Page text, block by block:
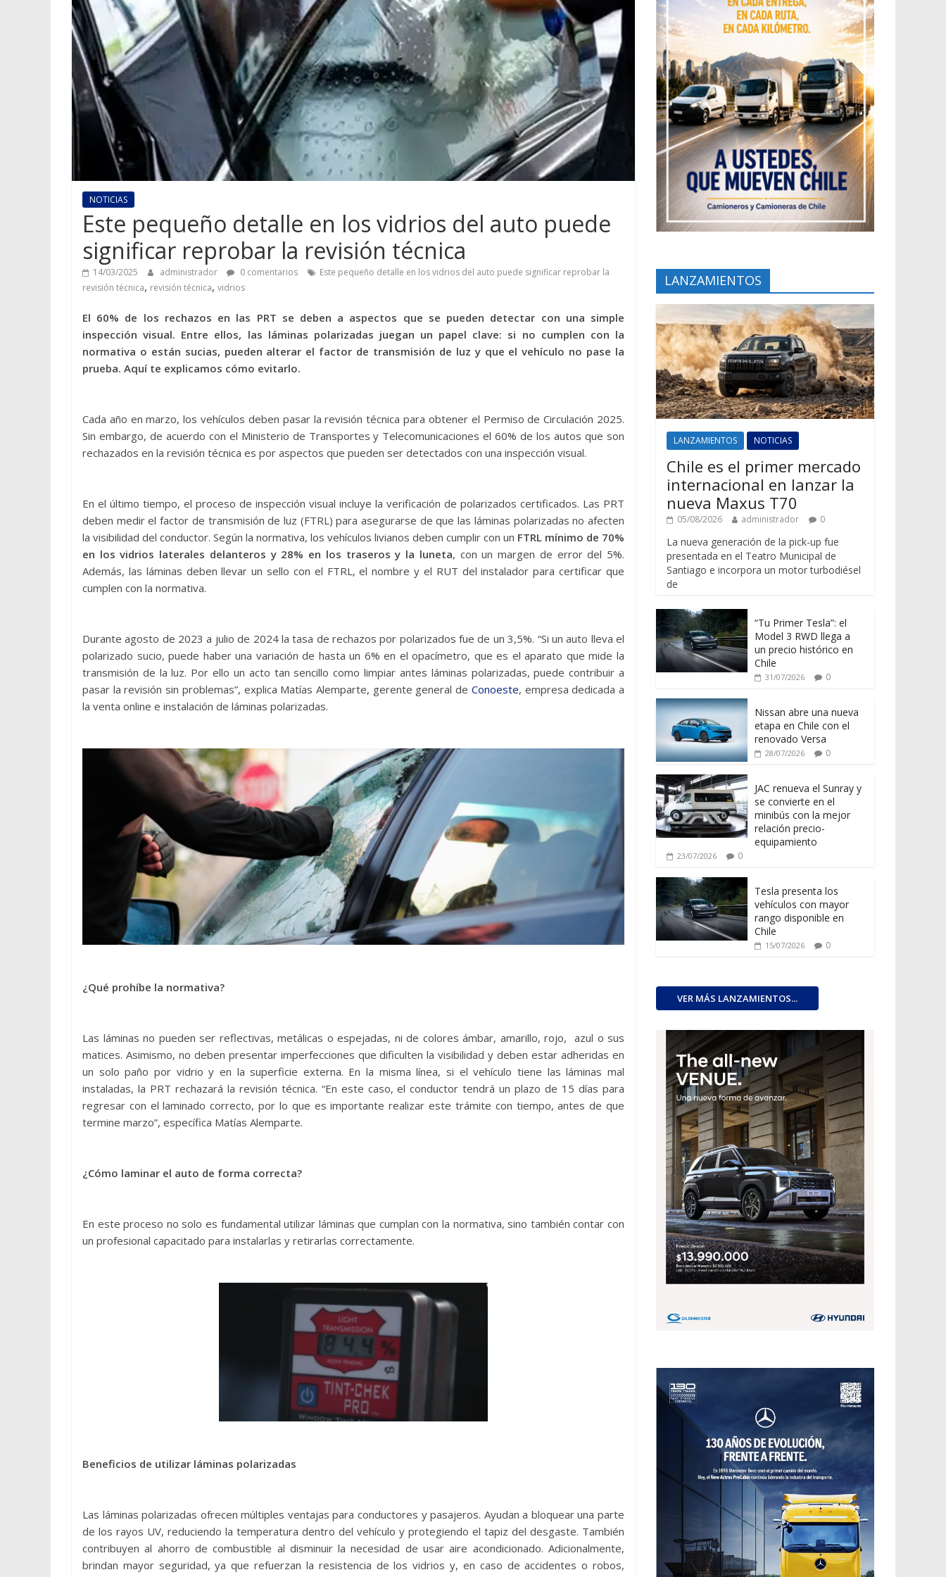
NOTICIAS
Este pequeño detalle en los vidrios del auto puede
significar reprobar la revisión técnica
14/03/2025 administrador 0 comentarios
Este pequeño detalle en los vidrios del auto puede significar reprobar la
revisión técnica, revisión técnica, vidrios
El 60% de los rechazos en las PRT se deben a aspectos que se pueden detectar con una simple
inspección visual. Entre ellos, las láminas polarizadas juegan un papel clave: si no cumplen con la
normativa o están sucias, pueden alterar el factor de transmisión de luz y que el vehículo no pase la
prueba. Aquí te explicamos cómo evitarlo.
Cada año en marzo, los vehículos deben pasar la revisión técnica para obtener el Permiso de Circulación 2025.
Sin embargo, de acuerdo con el Ministerio de Transportes y Telecomunicaciones el 60% de los autos que son
rechazados en la revisión técnica es por aspectos que pueden ser detectados con una inspección visual.
En el último tiempo, el proceso de inspección visual incluye la verificación de polarizados certificados. Las PRT
deben medir el factor de transmisión de luz (FTRL) para asegurarse de que las láminas polarizadas no afecten
la visibilidad del conductor. Según la normativa, los vehículos livianos deben cumplir con un FTRL mínimo de 70%
en los vidrios laterales delanteros y 28% en los traseros y la luneta, con un margen de error del 5%.
Además, las láminas deben llevar un sello con el FTRL, el nombre y el RUT del instalador para certificar que
cumplen con la normativa.
Durante agosto de 2023 a julio de 2024 la tasa de rechazos por polarizados fue de un 3,5%. “Si un auto lleva el
polarizado sucio, puede haber una variación de hasta un 6% en el opacímetro, que es el aparato que mide la
transmisión de la luz. Por ello un acto tan sencillo como limpiar antes láminas polarizadas, puede contribuir a
pasar la revisión sin problemas”, explica Matías Alemparte, gerente general de Conoeste, empresa dedicada a
la venta online e instalación de láminas polarizadas.
¿Qué prohíbe la normativa?
Las láminas no pueden ser reflectivas, metálicas o espejadas, ni de colores ámbar, amarillo, rojo, azul o sus
matices. Asimismo, no deben presentar imperfecciones que dificulten la visibilidad y deben estar adheridas en
un solo paño por vidrio y en la superficie externa. En la misma línea, si el vehículo tiene las láminas mal
instaladas, la PRT rechazará la revisión técnica. “En este caso, el conductor tendrá un plazo de 15 días para
regresar con el laminado correcto, por lo que es importante realizar este trámite con tiempo, antes de que
termine marzo”, específica Matías Alemparte.
¿Cómo laminar el auto de forma correcta?
En este proceso no solo es fundamental utilizar láminas que cumplan con la normativa, sino también contar con
un profesional capacitado para instalarlas y retirarlas correctamente.
Beneficios de utilizar láminas polarizadas
Las láminas polarizadas ofrecen múltiples ventajas para conductores y pasajeros. Ayudan a bloquear una parte
de los rayos UV, reduciendo la temperatura dentro del vehículo y protegiendo el tapiz del desgaste. También
contribuyen al ahorro de combustible al disminuir la necesidad de usar aire acondicionado. Adicionalmente,
brindan mayor seguridad, ya que refuerzan la resistencia de los vidrios y, en caso de accidentes o robos,
LANZAMIENTOS
LANZAMIENTOS NOTICIAS
Chile es el primer mercado
internacional en lanzar la
nueva Maxus T70
05/08/2026 administrador 0
La nueva generación de la pick-up fue
presentada en el Teatro Municipal de
Santiago e incorpora un motor turbodiésel
de
“Tu Primer Tesla”: el
Model 3 RWD llega a
un precio histórico en
Chile
31/07/2026 0
Nissan abre una nueva
etapa en Chile con el
renovado Versa
28/07/2026 0
JAC renueva el Sunray y
se convierte en el
minibús con la mejor
relación precio-
equipamiento
23/07/2026 0
Tesla presenta los
vehículos con mayor
rango disponible en
Chile
15/07/2026 0
VER MÁS LANZAMIENTOS...